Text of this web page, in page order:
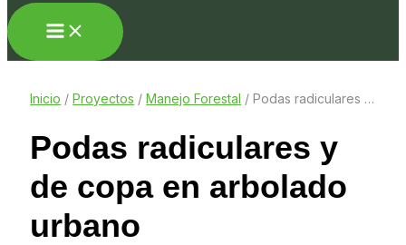
Inicio /Proyectos /Manejo Forestal /Podas radiculares y de copa en arbolado urbano (Floridablanca, Santander)
Podas radiculares y
de copa en arbolado
urbano